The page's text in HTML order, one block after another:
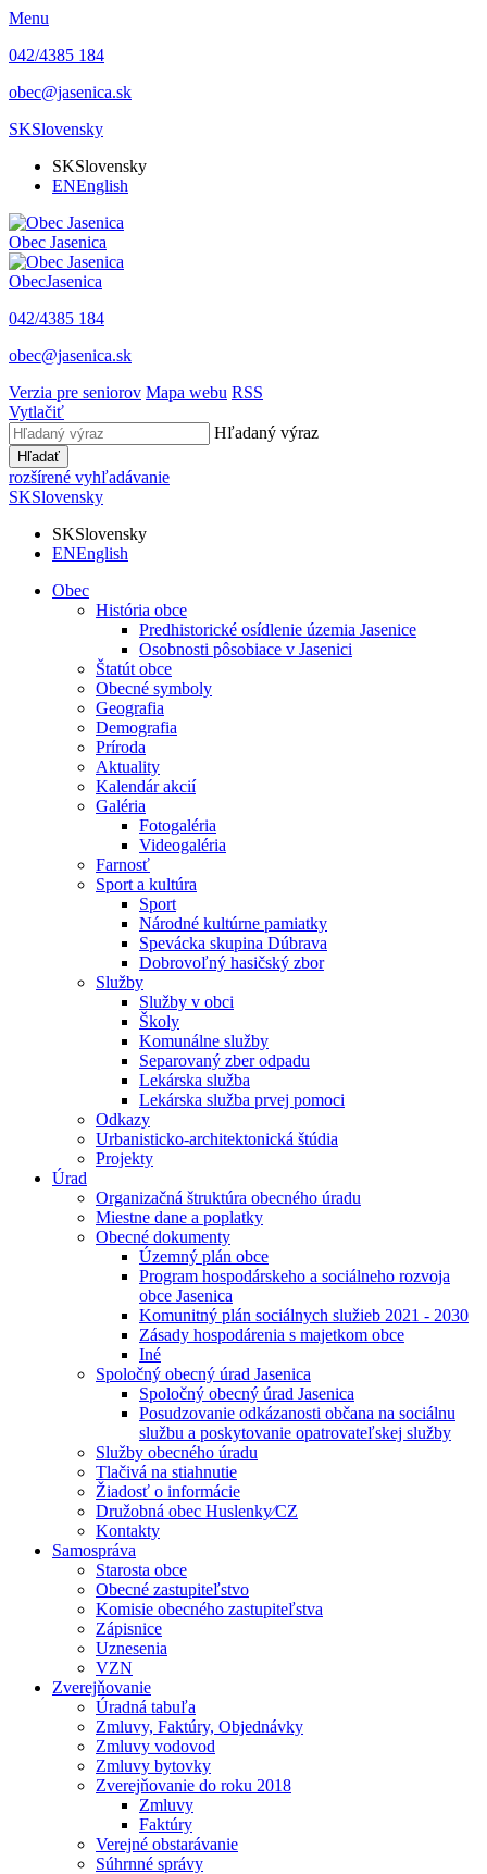
Menu
042/4385 184
obec@jasenica.sk
SKSlovensky
SKSlovensky
ENEnglish
Obec Jasenica
ObecJasenica
042/4385 184
obec@jasenica.sk
Verzia pre seniorov Mapa webu RSS
Vytlačiť
Hľadaný výraz
Hľadať
rozšírené vyhľadávanie
SKSlovensky
SKSlovensky
ENEnglish
Obec
História obce
Predhistorické osídlenie územia Jasenice
Osobnosti pôsobiace v Jasenici
Štatút obce
Obecné symboly
Geografia
Demografia
Príroda
Aktuality
Kalendár akcií
Galéria
Fotogaléria
Videogaléria
Farnosť
Sport a kultúra
Sport
Národné kultúrne pamiatky
Spevácka skupina Dúbrava
Dobrovoľný hasičský zbor
Služby
Služby v obci
Školy
Komunálne služby
Separovaný zber odpadu
Lekárska služba
Lekárska služba prvej pomoci
Odkazy
Urbanisticko-architektonická štúdia
Projekty
Úrad
Organizačná štruktúra obecného úradu
Miestne dane a poplatky
Obecné dokumenty
Územný plán obce
Program hospodárskeho a sociálneho rozvoja
obce Jasenica
Komunitný plán sociálnych služieb 2021 - 2030
Zásady hospodárenia s majetkom obce
Iné
Spoločný obecný úrad Jasenica
Spoločný obecný úrad Jasenica
Posudzovanie odkázanosti občana na sociálnu
službu a poskytovanie opatrovateľskej služby
Služby obecného úradu
Tlačivá na stiahnutie
Žiadosť o informácie
Družobná obec Huslenky⁄CZ
Kontakty
Samospráva
Starosta obce
Obecné zastupiteľstvo
Komisie obecného zastupiteľstva
Zápisnice
Uznesenia
VZN
Zverejňovanie
Úradná tabuľa
Zmluvy, Faktúry, Objednávky
Zmluvy vodovod
Zmluvy bytovky
Zverejňovanie do roku 2018
Zmluvy
Faktúry
Verejné obstarávanie
Súhrnné správy